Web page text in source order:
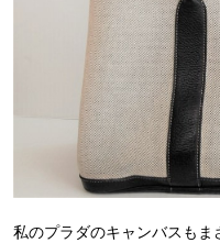
私のプラダのキャンバスもま